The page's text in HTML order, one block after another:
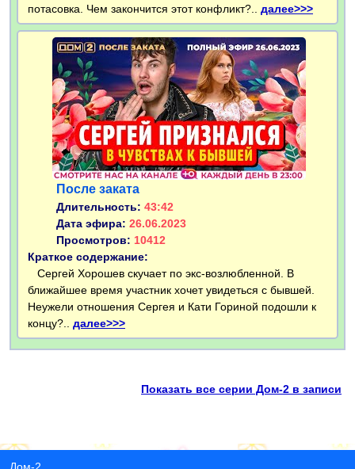
потасовка. Чем закончится этот конфликт?.. далее>>>
После заката
Длительность: 43:42
Дата эфира: 26.06.2023
Просмотров: 10412
Краткое содержание:
Сергей Хорошев скучает по экс-возлюбленной. В
ближайшее время участник хочет увидеться с бывшей.
Неужели отношения Сергея и Кати Гориной подошли к
концу?.. далее>>>
Показать все серии Дом-2 в записи